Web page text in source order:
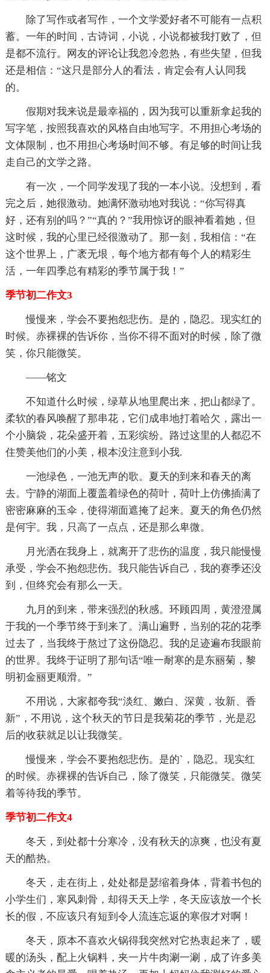
除了写作或者写作，一个文学爱好者不可能有一点积
蓄。一年的时间，古诗词，小说，小说都被我打败了，但
是都不流行。网友的评论让我忽冷忽热，有些失望，但我
还是相信：“这只是部分人的看法，肯定会有人认同我
的。
假期对我来说是最幸福的，因为我可以重新拿起我的
写字笔，按照我喜欢的风格自由地写字。不用担心考场的
文体限制，也不用担心考场时间不够。有足够的时间让我
走自己的文学之路。
有一次，一个同学发现了我的一本小说。没想到，看
完之后，她很激动。她满怀激动地对我说：“你写得真
好，还有别的吗？”“真的？”我用惊讶的眼神看着她，但
这时候，我的心里已经很激动了。那一刻，我相信：“在
这个世界上，广袤无垠，每个地方都有每个人的精彩生
活，一年四季总有精彩的季节属于我！”
季节初二作文3
慢慢来，学会不要抱怨悲伤。是的，隐忍。现实红的
时候。赤裸裸的告诉你，当你不得不面对的时候，除了微
笑，你只能微笑。
——铭文
不知道什么时候，绿草从地里爬出来，把山都绿了。
柔软的春风唤醒了那串花，它们成串地打着哈欠，露出一
个小脑袋，花朵盛开着，五彩缤纷。路过这里的人都忍不
住赞美他们的小美，根本没注意到小我.
一池绿色，一池无声的歌。夏天的到来和春天的离
去。宁静的湖面上覆盖着绿色的荷叶，荷叶上仿佛插满了
密密麻麻的玉伞，使得湖面遮掩了起来。夏天的角色仍然
是何宇。我，只高了一点点，还是那么卑微。
月光洒在我身上，就离开了悲伤的温度，我只能慢慢
承受，学会不抱怨悲伤。我只能告诉自己，我的赛季还没
到，但终究会有那么一天。
九月的到来，带来强烈的秋感。环顾四周，黄澄澄属
于我的一个季节终于到来了。满山遍野，当别的花的花季
过去了，当我终于熬过了这份隐忍。我的足迹遍布我眼前
的世界。我终于证明了那句话“唯一耐寒的是东丽菊，黎
明初金丽更顺滑。”
不用说，大家都夸我“淡红、嫩白、深黄，妆新、香
新”，不用说，这个秋天的节日是我菊花的季节，光是忍
后的收获就足以让我微笑。
慢慢来，学会不要抱怨悲伤。是的`，隐忍。现实红
的时候。赤裸裸的告诉自己，除了微笑，只能微笑。微笑
着等待我的季节。
季节初二作文4
冬天，到处都十分寒冷，没有秋天的凉爽，也没有夏
天的酷热。
冬天，走在街上，处处都是瑟缩着身体，背着书包的
小学生们，寒风刺骨，却得天天上学，冬天应该放一个长
长的假，不应该只有短到令人流连忘返的寒假才对啊！
冬天，原本不喜欢火锅得我突然对它热衷起来了，暖
暖的汤头，配上火锅料，夹一片牛肉涮一涮，成了许多美